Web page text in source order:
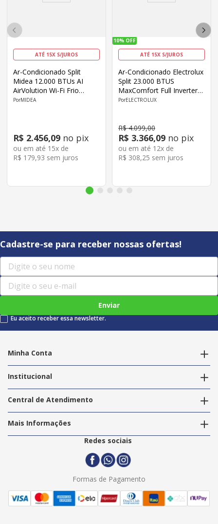
ATÉ 15X S/JUROS
Ar-Condicionado Split
Midea 12.000 BTUs AI
AirVolution Wi-Fi Frio
Classe A
MIDEA
R$ 2.456,09 no pix
ou em até 15x de
R$ 179,93 sem juros
10% OFF
ATÉ 15X S/JUROS
Ar-Condicionado Electrolux
Split 23.000 BTUS
MaxComfort Full Inverter
Frio Classe C NE24F/NI24F
ELECTROLUX
R$ 4.099,00
R$ 3.366,09 no pix
ou em até 12x de
R$ 308,25 sem juros
Cadastre-se para receber nossas ofertas!
Enviar
Eu aceito receber essa newsletter.
Minha Conta
Editar endereços
Institucional
Nossas Lojas
Trabalhe Conosco
Central de Atendimento
Política de Privacidade
Termos e Condições
Politica de Entrega
Mais Informações
2ª Via Nota Fiscal
Redes sociais
Formas de Pagamento